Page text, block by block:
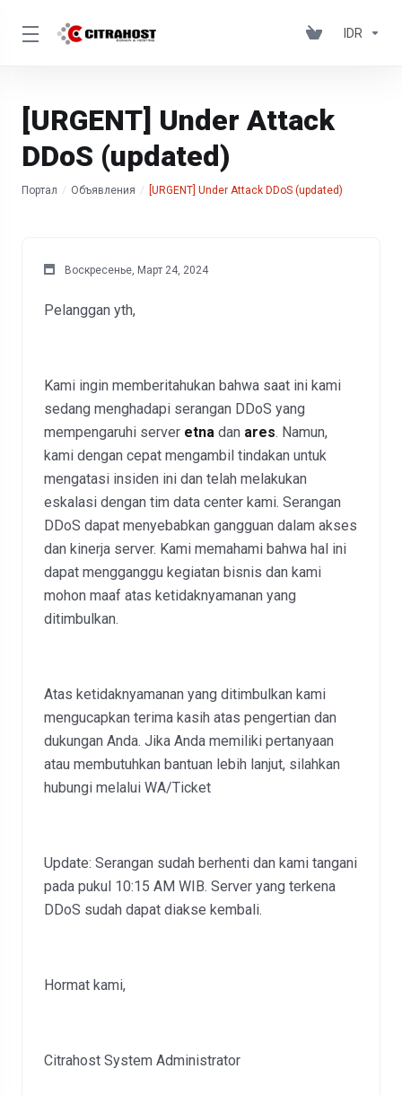
IDR
[URGENT] Under Attack
DDoS (updated)
Портал Объявления [URGENT] Under Attack DDoS (updated)
Воскресенье, Март 24, 2024
Pelanggan yth,
Kami ingin memberitahukan bahwa saat ini kami
sedang menghadapi serangan DDoS yang
mempengaruhi server etna dan ares. Namun,
kami dengan cepat mengambil tindakan untuk
mengatasi insiden ini dan telah melakukan
eskalasi dengan tim data center kami. Serangan
DDoS dapat menyebabkan gangguan dalam akses
dan kinerja server. Kami memahami bahwa hal ini
dapat mengganggu kegiatan bisnis dan kami
mohon maaf atas ketidaknyamanan yang
ditimbulkan.
Atas ketidaknyamanan yang ditimbulkan kami
mengucapkan terima kasih atas pengertian dan
dukungan Anda. Jika Anda memiliki pertanyaan
atau membutuhkan bantuan lebih lanjut, silahkan
hubungi melalui WA/Ticket
Update: Serangan sudah berhenti dan kami tangani
pada pukul 10:15 AM WIB. Server yang terkena
DDoS sudah dapat diakse kembali.
Hormat kami,
Citrahost System Administrator